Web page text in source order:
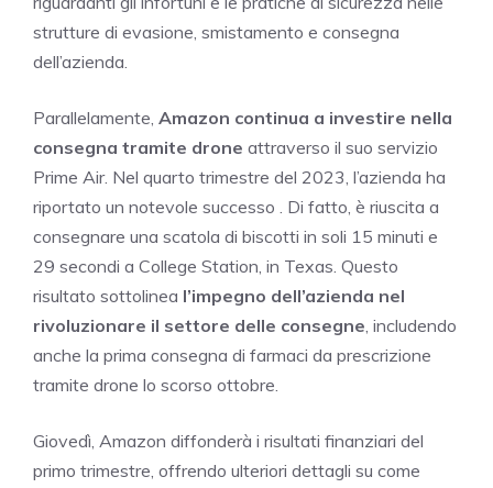
strutture di evasione, smistamento e consegna
dell’azienda.
Parallelamente, Amazon continua a investire nella
consegna tramite drone attraverso il suo servizio
Prime Air. Nel quarto trimestre del 2023, l’azienda ha
riportato un notevole successo . Di fatto, è riuscita a
consegnare una scatola di biscotti in soli 15 minuti e
29 secondi a College Station, in Texas. Questo
risultato sottolinea l’impegno dell’azienda nel
rivoluzionare il settore delle consegne, includendo
anche la prima consegna di farmaci da prescrizione
tramite drone lo scorso ottobre.
Giovedì, Amazon diffonderà i risultati finanziari del
primo trimestre, offrendo ulteriori dettagli su come